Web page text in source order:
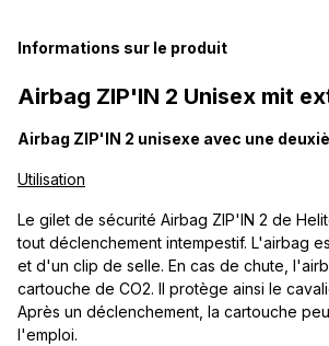
Informations sur le produit
Airbag ZIP'IN 2 Unisex mit
Airbag ZIP'IN 2 unisexe avec une
Utilisation
Le gilet de sécurité Airbag ZIP'IN 2 de
tout déclenchement intempestif. L'airbag
et d'un clip de selle. En cas de chute,
cartouche de CO2. Il protège ainsi le
Après un déclenchement, la cartouche
l'emploi.